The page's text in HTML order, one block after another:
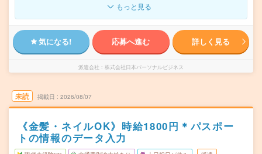
もっと見る
気になる! 応募へ進む 詳しく見る
派遣会社 株式会社日本パーソナルビジネス
未読 掲載日 2026/08/07
《金髪・ネイルOK》時給1800円＊パスポー
トの情報のデータ入力